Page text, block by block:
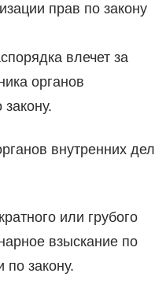
прав по закону
влечет за
органов
внутренних дел
или грубого
взыскание по
закону.